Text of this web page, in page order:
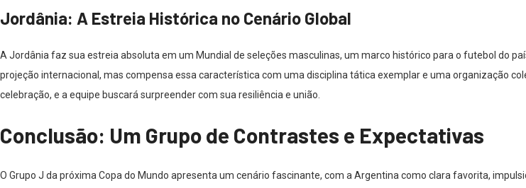
Jordânia: A Estreia Histórica no Cenário Global
A Jordânia faz sua estreia absoluta em um Mundial de seleções masculinas, um marco histórico para o futebol do
projeção internacional, mas compensa essa característica com uma disciplina tática exemplar e uma organização
celebração, e a equipe buscará surpreender com sua resiliência e união.
Conclusão: Um Grupo de Contrastes e Expectativas
O Grupo J da próxima Copa do Mundo apresenta um cenário fascinante, com a Argentina como clara favorita,